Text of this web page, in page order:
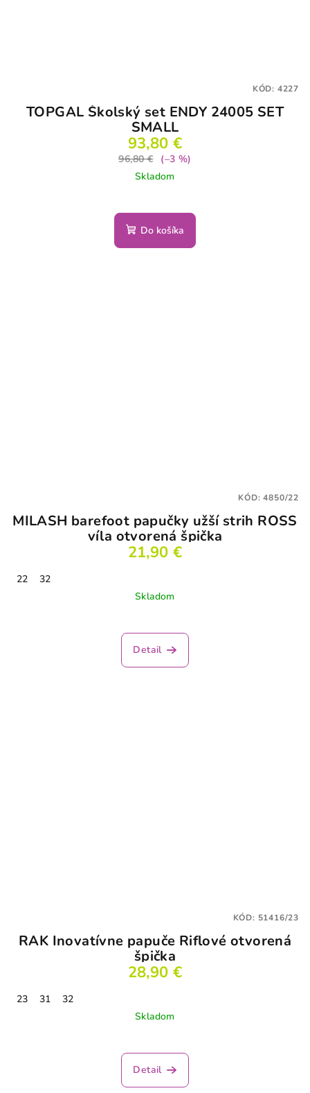
TOPGAL Školský set ENDY 24005 SET
SMALL
93,80 €
96,80 €
(–3 %)
Skladom
Do košíka
KÓD: 4227
MILASH barefoot papučky užší strih ROSS
víla otvorená špička
21,90 €
22
32
Skladom
Detail
KÓD:4850/22
RAK Inovatívne papuče Riflové otvorená
špička
28,90 €
23 31
32
Skladom
Detail
KÓD: 51416/23